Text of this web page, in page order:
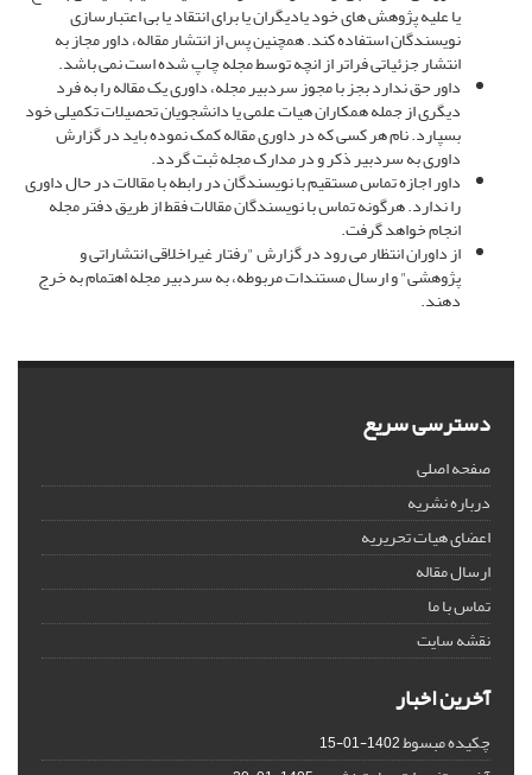
یا علیه پژوهش های خود یادیگران یا برای انتقاد یا بی اعتبارسازی
نویسندگان استفاده کند. همچنین پس از انتشار مقاله، داور مجاز به
انتشار جزئیاتی فراتر از انچه توسط مجله چاپ شده است نمی باشد.
داور حق ندارد بجز با مجوز سردبیر مجله، داوری یک مقاله را به فرد
دیگری از جمله همکاران هیات علمی یا دانشجویان تحصیلات تکمیلی خود
بسپارد. نام هر کسی که در داوری مقاله کمک نموده باید در گزارش
داوری به سردبیر ذکر و در مدارک مجله ثبت گردد.
داور اجازه تماس مستقیم با نویسندگان در رابطه با مقالات در حال داوری
را ندارد. هرگونه تماس با نویسندگان مقالات فقط از طریق دفتر مجله
انجام خواهد گرفت.
از داوران انتظار می رود در گزارش "رفتار غیراخلاقی انتشاراتی و
پژوهشی" و ارسال مستندات مربوطه، به سردبیر مجله اهتمام به خرج
دهند.
دسترسی سریع
صفحه اصلی
درباره نشریه
اعضای هیات تحریریه
ارسال مقاله
تماس با ما
نقشه سایت
آخرین اخبار
چکیده مبسوط1402-01-15